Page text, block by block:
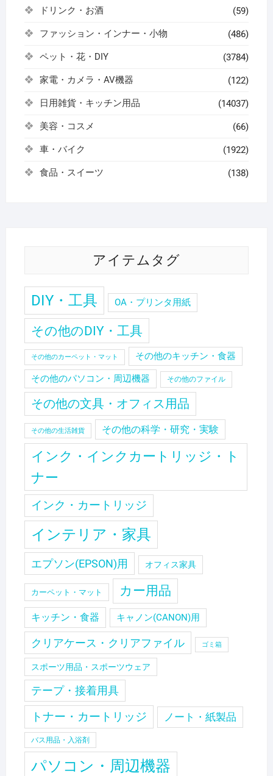
ドリンク・お酒 (59)
ファッション・インナー・小物 (486)
ペット・花・DIY (3784)
家電・カメラ・AV機器 (122)
日用雑貨・キッチン用品 (14037)
美容・コスメ (66)
車・バイク (1922)
食品・スイーツ (138)
アイテムタグ
DIY・工具 OA・プリンタ用紙
その他のDIY・工具
その他のカーペット・マット その他のキッチン・食器
その他のパソコン・周辺機器 その他のファイル
その他の文具・オフィス用品
その他の生活雑貨 その他の科学・研究・実験
インク・インクカートリッジ・ト
ナー
インク・カートリッジ
インテリア・家具
エプソン(EPSON)用 オフィス家具
カーペット・マット カー用品
キッチン・食器 キャノン(CANON)用
クリアケース・クリアファイル ゴミ箱
スポーツ用品・スポーツウェア
テープ・接着用具
トナー・カートリッジ ノート・紙製品
バス用品・入浴剤
パソコン・周辺機器